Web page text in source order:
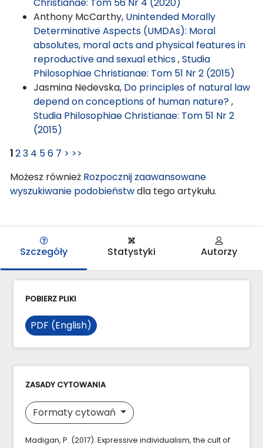
Anthony McCarthy, Unintended Morally
Determinative Aspects (UMDAs): Moral
absolutes, moral acts and physical features in
reproductive and sexual ethics,Studia
Philosophiae Christianae: Tom 51 Nr 2 (2015)
Jasmina Nedevska, Do principles of natural law
depend on conceptions of human nature?,
Studia Philosophiae Christianae: Tom 51 Nr 2
(2015)
123 4 56 7 > >>
Możesz również Rozpocznij zaawansowane
wyszukiwanie podobieństwdla tego artykułu.
Szczegóły Statystyki Autorzy
POBIERZ PLIKI
PDF (English)
ZASADY CYTOWANIA
Formaty cytowań
Madigan, P. (2017). Expressive individualism, the cult of